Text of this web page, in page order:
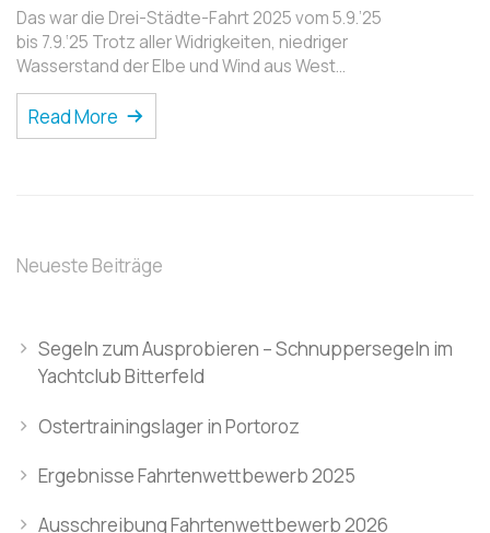
Das war die Drei-Städte-Fahrt 2025 vom 5.9.’25
bis 7.9.‘25 Trotz aller Widrigkeiten, niedriger
Wasserstand der Elbe und Wind aus West…
Read More
Neueste Beiträge
Segeln zum Ausprobieren – Schnuppersegeln im
Yachtclub Bitterfeld
Ostertrainingslager in Portoroz
Ergebnisse Fahrtenwettbewerb 2025
Ausschreibung Fahrtenwettbewerb 2026